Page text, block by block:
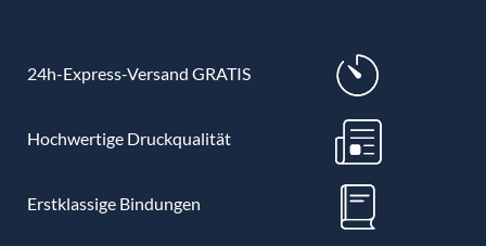
24h-Express-Versand GRATIS
Hochwertige Druckqualität
Erstklassige Bindungen